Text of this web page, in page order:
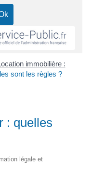
immobilière :
sont les règles ?
: quelles
légale et